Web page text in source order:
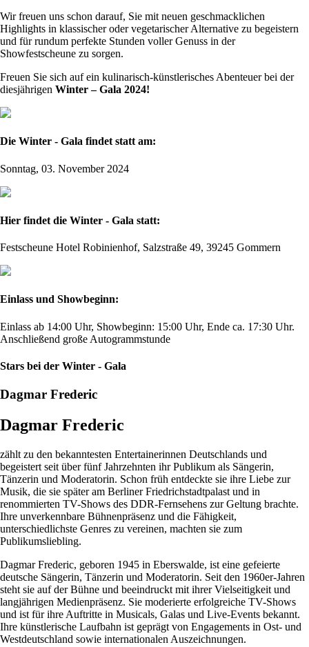
Wir freuen uns schon darauf, Sie mit neuen geschmacklichen
Highlights in klassischer oder vegetarischer Alternative zu begeistern
und für rundum perfekte Stunden voller Genuss in der
Showfestscheune zu sorgen.
Freuen Sie sich auf ein kulinarisch-künstlerisches Abenteuer bei der
diesjährigen Winter – Gala 2024!
Die Winter - Gala findet statt am:
Sonntag, 03. November 2024
Hier findet die Winter - Gala statt:
Festscheune Hotel Robinienhof, Salzstraße 49, 39245 Gommern
Einlass und Showbeginn:
Einlass ab 14:00 Uhr, Showbeginn: 15:00 Uhr, Ende ca. 17:30 Uhr.
Anschließend große Autogrammstunde
Stars bei der Winter - Gala
Dagmar Frederic
Dagmar Frederic
zählt zu den bekanntesten Entertainerinnen Deutschlands und
begeistert seit über fünf Jahrzehnten ihr Publikum als Sängerin,
Tänzerin und Moderatorin. Schon früh entdeckte sie ihre Liebe zur
Musik, die sie später am Berliner Friedrichstadtpalast und in
renommierten TV-Shows des DDR-Fernsehens zur Geltung brachte.
Ihre unverkennbare Bühnenpräsenz und die Fähigkeit,
unterschiedlichste Genres zu vereinen, machten sie zum
Publikumsliebling.
Dagmar Frederic, geboren 1945 in Eberswalde, ist eine gefeierte
deutsche Sängerin, Tänzerin und Moderatorin. Seit den 1960er-Jahren
steht sie auf der Bühne und beeindruckt mit ihrer Vielseitigkeit und
langjährigen Medienpräsenz. Sie moderierte erfolgreiche TV-Shows
und ist für ihre Auftritte in Musicals, Galas und Live-Events bekannt.
Ihre künstlerische Laufbahn ist geprägt von Engagements in Ost- und
Westdeutschland sowie internationalen Auszeichnungen.